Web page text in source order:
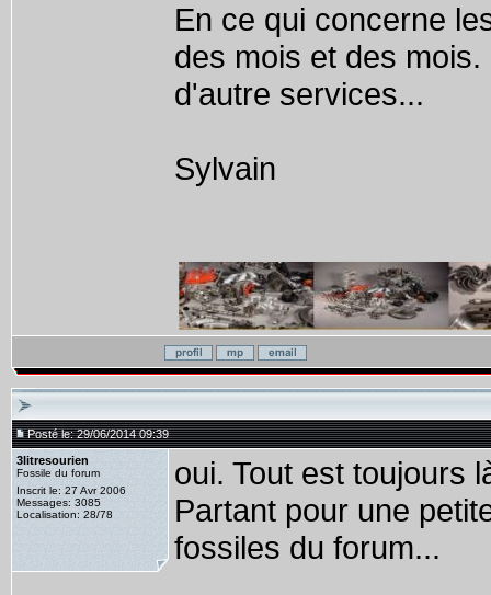
En ce qui concerne
des mois et des
d'autre services...
Sylvain
Posté le: 29/06/2014 09:39
3litresourien
Fossile du forum
Inscrit le: 27 Avr 2006
Messages: 3085
Localisation: 28/78
oui. Tout est toujours
Partant pour une
fossiles du forum...